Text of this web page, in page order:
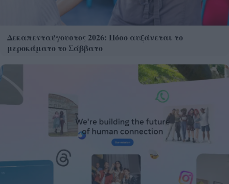
Δεκαπενταύγουστος 2026: Πόσο αυξάνεται το
μεροκάματο το Σάββατο